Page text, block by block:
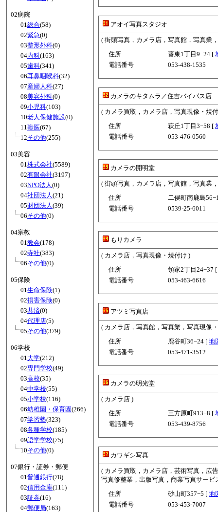
02病院
01 総合(58)
02緊急(0)
03整形外科(0)
04内科(163)
05歯科(341)
06耳鼻咽喉科(32)
07産婦人科(27)
08美容外科(0)
09小児科(103)
10老人保健施設(0)
11 獣医(67)
12その他(255)
03美容
01 株式会社(5589)
02有限会社(3197)
03NPO法人 (0)
04社団法人 (21)
05財団法人 (39)
06その他(0)
04宗教
01 教会(178)
02寺社(383)
06その他(0)
05保険
01 生命保険(1)
02損害保険(0)
03共済(0)
04代理店(5)
05その他(379)
06学校
01 大学(212)
02専門学校(49)
03高校(35)
04中学校(55)
05小学校(116)
06幼稚園・保育園(266)
07学習塾(323)
08各種学校(185)
09語学学校(75)
10その他(0)
07銀行・証券・郵便
01 普通銀行(78)
02信用金庫(111)
03証券(16)
04郵便局(163)
アオイ写真スタジオ
( 街頭写真，カメラ店，写真館，写真業
住所
葵東1丁目9−24 [
電話番号
053-438-1535
カメラのキタムラ／住吉バイパス店
( カメラ買取，カメラ店，写真現像・焼
住所
萩丘1丁目3−58 [
電話番号
053-476-0560
カメラの開明堂
( 街頭写真，カメラ店，写真館，写真業
住所
二俣町南鹿島
電話番号
0539-25-6011
もりカメラ
( カメラ店，写真現像・焼付け )
住所
領家2丁目24−37 [
電話番号
053-463-6616
アツミ写真店
( カメラ店，写真館，写真業，写真現像
住所
鹿谷町36−24 [ 地
電話番号
053-471-3512
カメラの明光堂
( カメラ店 )
住所
三方原町913−8 [
電話番号
053-439-8756
カワギシ写真
( カメラ買取，カメラ店，芸術写真，広
写真修整業，出版写真，商業写真サービ
住所
砂山町357−5 [ 地
電話番号
053-453-7007